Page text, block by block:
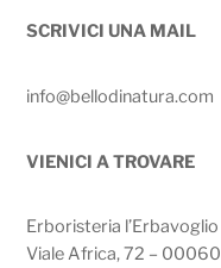
SCRIVICI UNA MAIL
info@bellodinatura.com
VIENICI A TROVARE
Erboristeria l’Erbavoglio
Viale Africa, 72 – 00060